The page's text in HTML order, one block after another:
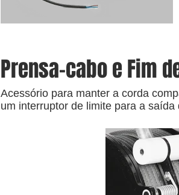
Prensa-cabo e Fim
Acessório para manter a corda
um interruptor de limite para a saída